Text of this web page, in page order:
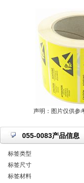
声明：图片仅供参
055-0083产品信息
标签类型
标签尺寸
标签材料